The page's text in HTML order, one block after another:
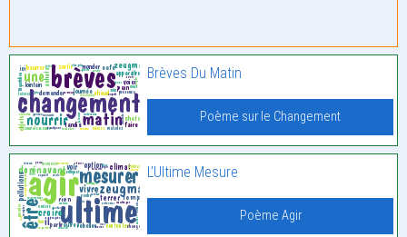
Brèves Du Matin
Poème sur le Changement
L’Ultime Mesure
Poème Agir